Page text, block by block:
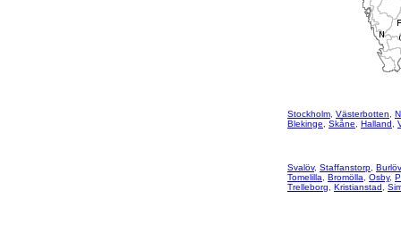
Stockholm Västerbotten
Blekinge
Skåne Halland
Svalöv, Staffanstorp Burlöv
Tomelilla
Bromölla Osby,
Trelleborg
Kristianstad